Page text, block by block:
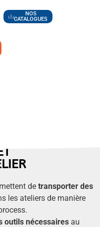
NOS
CATALOGUES
de transporter des
les ateliers de manière
outils nécessaires au